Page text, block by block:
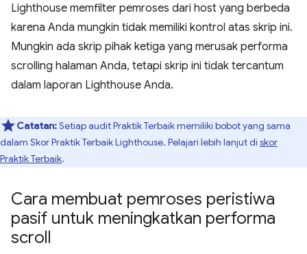
Lighthouse memfilter pemroses dari host yang berbeda
karena Anda mungkin tidak memiliki kontrol atas skrip ini.
Mungkin ada skrip pihak ketiga yang merusak performa
scrolling halaman Anda, tetapi skrip ini tidak tercantum
dalam laporan Lighthouse Anda.
Catatan:Setiap audit Praktik Terbaik memiliki bobot yang sama
dalam Skor Praktik Terbaik Lighthouse. Pelajari lebih lanjut di skor
Praktik Terbaik.
Cara membuat pemroses peristiwa
pasif untuk meningkatkan performa
scroll